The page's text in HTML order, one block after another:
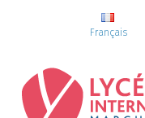
Français